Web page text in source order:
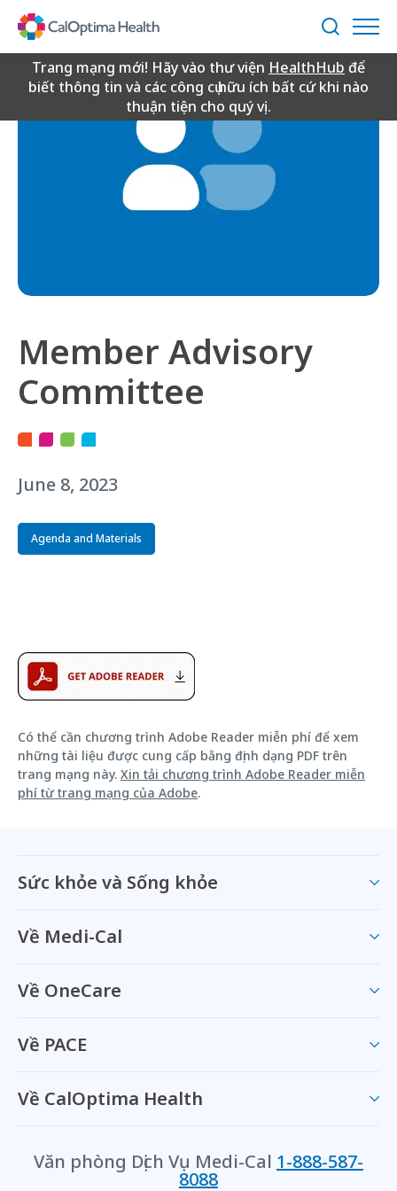
Content
Tìm
kiếm
Trang mạng mới! Hãy vào thư viện HealthHub để
biết thông tin và các công cụ hữu ích bất cứ khi nào
thuận tiện cho quý vị.
Member Advisory
Committee
June 8, 2023
Agenda and Materials
Có thể cần chương trình Adobe Reader miễn phí để xem
những tài liệu được cung cấp bằng định dạng PDF trên
trang mạng này. Xin tải chương trình Adobe Reader miễn
phí từ trang mạng của Adobe.
Sức khỏe và Sống khỏe
Về Medi-Cal
Về OneCare
Về PACE
Về CalOptima Health
Văn phòng Dịch Vụ Medi-Cal 1-888-587-
8088